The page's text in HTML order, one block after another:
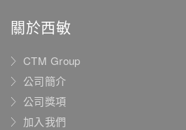
關於西敏
CTM Group
公司簡介
公司獎項
加入我們